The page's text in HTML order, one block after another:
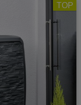
TOP